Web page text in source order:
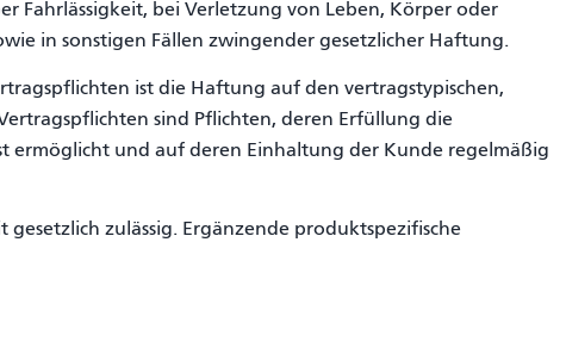
Fahrlässigkeit, bei Verletzung von Leben, Körper oder
in sonstigen Fällen zwingender gesetzlicher Haftung.
ist die Haftung auf den vertragstypischen,
sind Pflichten, deren Erfüllung die
ermöglicht und auf deren Einhaltung der Kunde regelmäßig
gesetzlich zulässig. Ergänzende produktspezifische